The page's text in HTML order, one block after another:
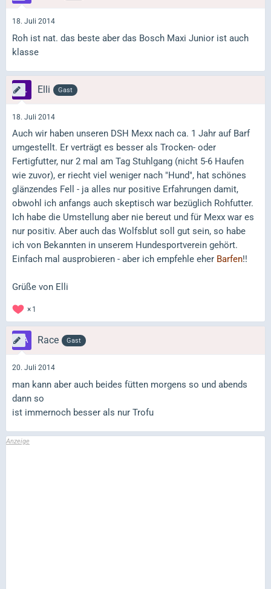
18. Juli 2014
Roh ist nat. das beste aber das Bosch Maxi Junior ist auch
klasse
Elli Gast
18. Juli 2014
Auch wir haben unseren DSH Mexx nach ca. 1 Jahr auf Barf
umgestellt. Er verträgt es besser als Trocken- oder
Fertigfutter, nur 2 mal am Tag Stuhlgang (nicht 5-6 Haufen
wie zuvor), er riecht viel weniger nach "Hund", hat schönes
glänzendes Fell - ja alles nur positive Erfahrungen damit,
obwohl ich anfangs auch skeptisch war bezüglich Rohfutter.
Ich habe die Umstellung aber nie bereut und für Mexx war es
nur positiv. Aber auch das Wolfsblut soll gut sein, so habe
ich von Bekannten in unserem Hundesportverein gehört.
Einfach mal ausprobieren - aber ich empfehle eher Barfen!!
Grüße von Elli
1
Race Gast
20. Juli 2014
man kann aber auch beides fütten morgens so und abends
dann so
ist immernoch besser als nur Trofu